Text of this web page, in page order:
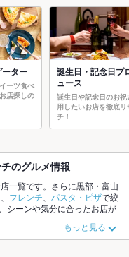
ター
ーツ食べ
店探しの
誕生日・記念日プ
ュース
誕生日や記念日のお祝
用したいお店を徹底リ
チ！
のグルメ情報
一覧です。さらに黒部・富山
フレンチ パスタ・ピザで絞
シーンや気分に合ったお店が
節のおすすめ料理など、お店の
る簡単便利なネット予約が使
もっと見る